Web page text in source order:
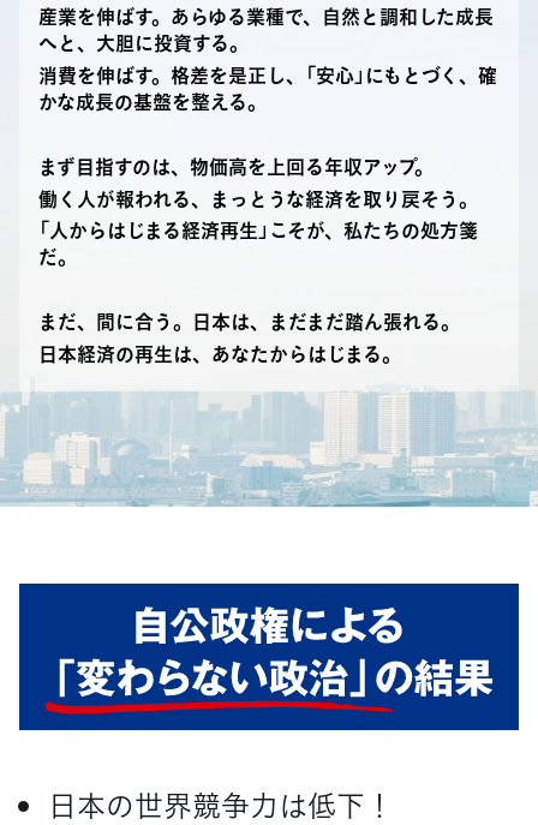
産業を伸ばす。あらゆる業種で、自然と調和した成長
へと、大胆に投資する。
消費を伸ばす。格差を是正し、「安心」にもとづく、確
かな成長の基盤を整える。
まず目指すのは、物価高を上回る年収アップ。
働く人が報われる、まっとうな経済を取り戻そう。
「人からはじまる経済再生」こそが、私たちの処方箋
だ。
まだ、間に合う。日本は、まだまだ踏ん張れる。
日本経済の再生は、あなたからはじまる。
日本の世界競争力は低下！